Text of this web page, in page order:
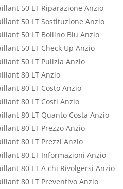
50 LT Riparazione Anzio
50 LT Sostituzione Anzio
50 LT Bollino Blu Anzio
50 LT Check Up Anzio
50 LT Pulizia Anzio
80 LT Anzio
80 LT Costo Anzio
80 LT Costi Anzio
80 LT Quanto Costa Anzio
80 LT Prezzo Anzio
80 LT Prezzi Anzio
80 LT Informazioni Anzio
80 LT A chi Rivolgersi Anzio
80 LT Preventivo Anzio